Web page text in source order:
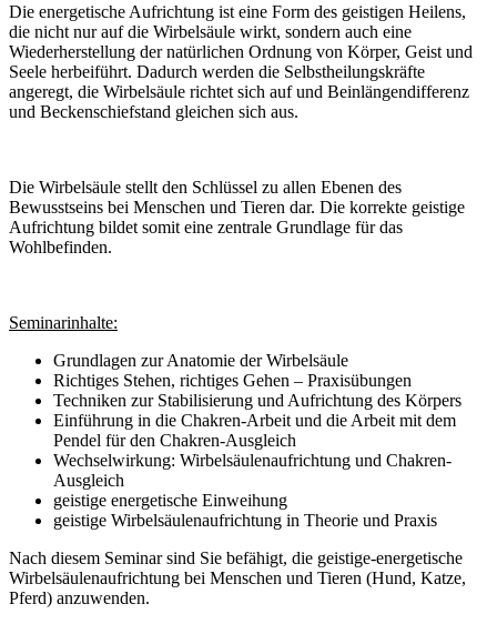
Die energetische Aufrichtung ist eine Form des geistigen Heilens,
die nicht nur auf die Wirbelsäule wirkt, sondern auch eine
Wiederherstellung der natürlichen Ordnung von Körper, Geist und
Seele herbeiführt. Dadurch werden die Selbstheilungskräfte
angeregt, die Wirbelsäule richtet sich auf und Beinlängendifferenz
und Beckenschiefstand gleichen sich aus.
Die Wirbelsäule stellt den Schlüssel zu allen Ebenen des
Bewusstseins bei Menschen und Tieren dar. Die korrekte geistige
Aufrichtung bildet somit eine zentrale Grundlage für das
Wohlbefinden.
Seminarinhalte:
Grundlagen zur Anatomie der Wirbelsäule
Richtiges Stehen, richtiges Gehen – Praxisübungen
Techniken zur Stabilisierung und Aufrichtung des Körpers
Einführung in die Chakren-Arbeit und die Arbeit mit dem
Pendel für den Chakren-Ausgleich
Wechselwirkung: Wirbelsäulenaufrichtung und Chakren-
Ausgleich
geistige energetische Einweihung
geistige Wirbelsäulenaufrichtung in Theorie und Praxis
Nach diesem Seminar sind Sie befähigt, die geistige-energetische
Wirbelsäulenaufrichtung bei Menschen und Tieren (Hund, Katze,
Pferd) anzuwenden.